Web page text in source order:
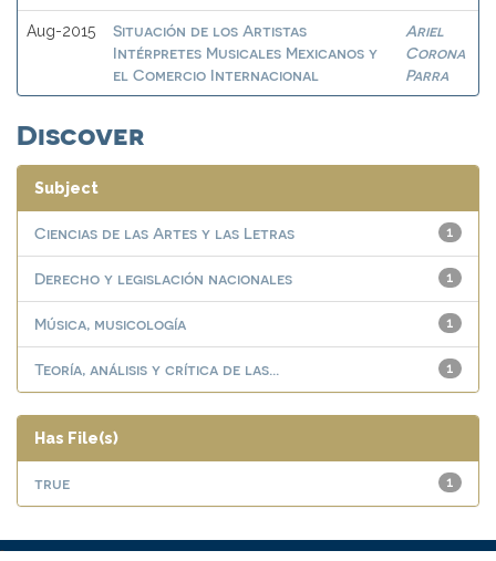
Aug-2015
Situación de los Artistas
Intérpretes Musicales Mexicanos y
el Comercio Internacional
Ariel
Corona
Parra
Discover
Subject
1
Ciencias de las Artes y las Letras
1
Derecho y legislación nacionales
1
Música, musicología
1
Teoría, análisis y crítica de las...
Has File(s)
1
true